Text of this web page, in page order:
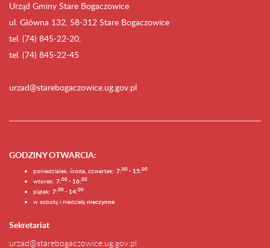
Urząd Gminy Stare Bogaczowice
ul. Główna 132, 58-312 Stare Bogaczowice
tel. (74) 845-22-20,
tel. (74) 845-22-45
urzad@starebogaczowice.ug.gov.pl
GODZINY OTWARCIA:
poniedziałek, środa, czwartek: 7:00 - 15:00
wtorek: 7:00 - 16:00
piątek: 7:00 - 14:00
w sobotę i niedzielę nieczynne
Sekretariat
urzad@starebogaczowice.ug.gov.pl